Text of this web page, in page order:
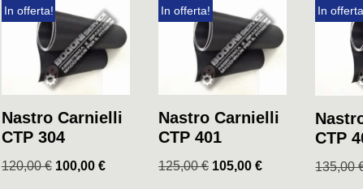
In offerta!
Nastro Carnielli
CTP 304
120,00€ 100,00 €
In offerta!
Nastro Carnielli
CTP 401
125,00€ 105,00€
In
CTP
135,00